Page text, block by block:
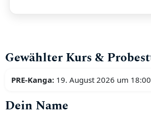
Gewählter Kurs &
PRE-Kanga: 19. August 2026 um
Dein Name